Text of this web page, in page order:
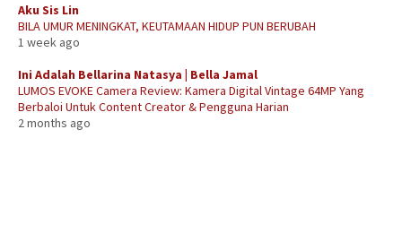
Aku Sis Lin
BILA UMUR MENINGKAT, KEUTAMAAN HIDUP PUN BERUBAH
1 week ago
Ini Adalah Bellarina Natasya | Bella Jamal
LUMOS EVOKE Camera Review: Kamera Digital Vintage 64MP Yang
Berbaloi Untuk Content Creator & Pengguna Harian
2 months ago